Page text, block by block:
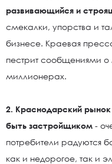
развивающийся и
смекалки, упорства и
бизнесе. Краевая
пестрит сообщениями
миллионерах.
2. Краснодарский рынок
быть застройщиком -
потребители радуются
как и недорогое, так и